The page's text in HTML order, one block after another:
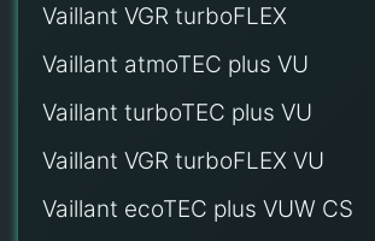
Vaillant VGR turboFLEX
Vaillant atmoTEC plus VU
Vaillant turboTEC plus VU
Vaillant VGR turboFLEX VU
Vaillant ecoTEC plus VUW CS